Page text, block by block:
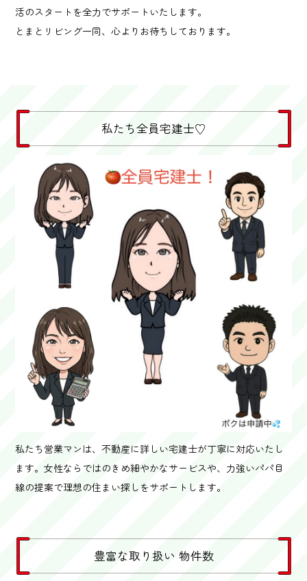
活のスタートを全力でサポートいたします。
とまとリビング一同、心よりお待ちしております。
私たち全員宅建士♡
私たち営業マンは、不動産に詳しい宅建士が丁寧に対応いたし
ます。女性ならではのきめ細やかなサービスや、力強いパパ目
線の提案で理想の住まい探しをサポートします。
豊富な取り扱い 物件数